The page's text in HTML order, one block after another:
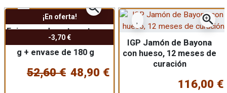
¡En oferta!
-3,70 €
zoom_in
Foie gras de pato entero
IGP Gers semicocido: 180
g + envase de 180 g
52,60 € 48,90 €
zoom_in
IGP Jamón de Bayona
con hueso, 12 meses de
curación
116,00 €